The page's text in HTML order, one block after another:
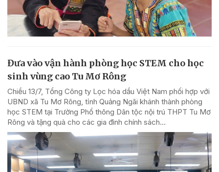
Đưa vào vận hành phòng học STEM cho học
sinh vùng cao Tu Mơ Rông
Chiều 13/7, Tổng Công ty Lọc hóa dầu Việt Nam phối hợp với
UBND xã Tu Mơ Rông, tỉnh Quảng Ngãi khánh thành phòng
học STEM tại Trường Phổ thông Dân tộc nội trú THPT Tu Mơ
Rông và tặng quà cho các gia đình chính sách...